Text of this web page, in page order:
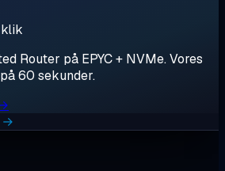
klik
Router på EPYC + NVMe. Vores
60 sekunder.
→